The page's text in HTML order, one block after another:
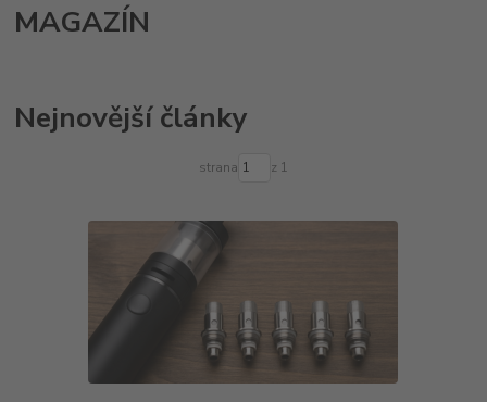
MAGAZÍN
Nejnovější články
strana z 1